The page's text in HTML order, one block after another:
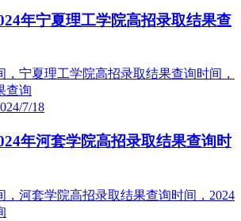
年宁夏理工学院高招录取结果查
7/18
年河套学院高招录取结果查询时